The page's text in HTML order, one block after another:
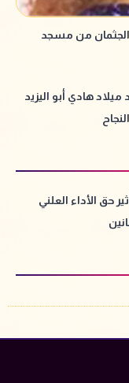
الجثمان من مسجد
هادي أبو اليزيد
حق الأداء العلني